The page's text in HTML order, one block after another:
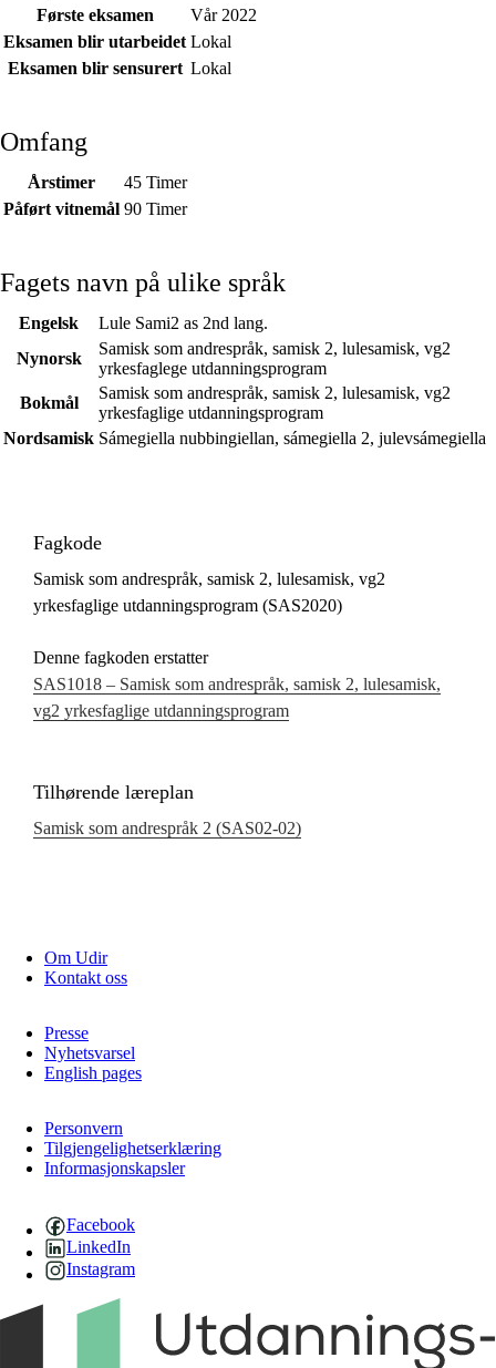
Første eksamen
Vår 2022
Eksamen blir utarbeidet Lokal
Eksamen blir sensurert Lokal
Omfang
Årstimer
45 Timer
Påført vitnemål 90 Timer
Fagets navn på ulike språk
Engelsk
Lule Sami2 as 2nd lang.
Nynorsk
Samisk som andrespråk, samisk 2, lulesamisk, vg2
yrkesfaglege utdanningsprogram
Bokmål
Samisk som andrespråk, samisk 2, lulesamisk, vg2
yrkesfaglige utdanningsprogram
Nordsamisk Sámegiella nubbingiellan, sámegiella 2, julevsámegiella
Fagkode
Samisk som andrespråk, samisk 2, lulesamisk, vg2
yrkesfaglige utdanningsprogram (SAS2020)
Denne fagkoden erstatter
SAS1018 – Samisk som andrespråk, samisk 2, lulesamisk,
vg2 yrkesfaglige utdanningsprogram
Tilhørende læreplan
Samisk som andrespråk 2 (SAS02‑02)
Om Udir
Kontakt oss
Presse
Nyhetsvarsel
English pages
Personvern
Tilgjengelighetserklæring
Informasjonskapsler
Facebook
LinkedIn
Instagram